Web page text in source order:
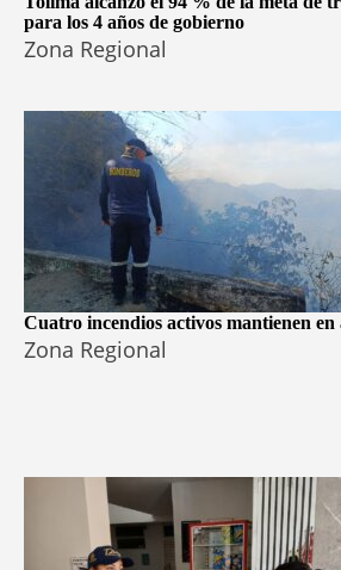
para los 4 años de gobierno
Zona Regional
Cuatro incendios activos mantienen
Zona Regional